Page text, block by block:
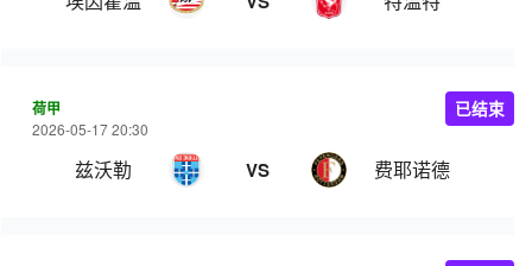
荷甲
2026-05-17 20:30
兹沃勒 VS 费耶诺德
已结束